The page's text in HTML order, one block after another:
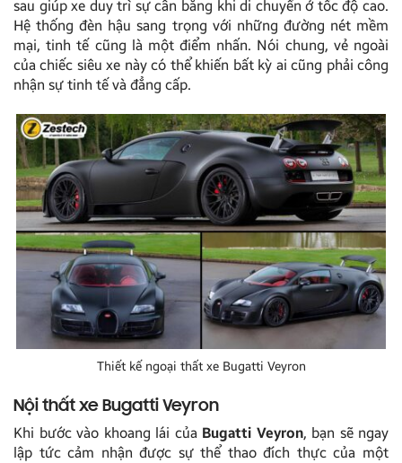
sau giúp xe duy trì sự cân bằng khi di chuyển ở tốc độ cao.
Hệ thống đèn hậu sang trọng với những đường nét mềm
mại, tinh tế cũng là một điểm nhấn. Nói chung, vẻ ngoài
của chiếc siêu xe này có thể khiến bất kỳ ai cũng phải công
nhận sự tinh tế và đẳng cấp.
Thiết kế ngoại thất xe Bugatti Veyron
Nội thất xe Bugatti Veyron
Khi bước vào khoang lái củaBugatti Veyron, bạn sẽ ngay
lập tức cảm nhận được sự thể thao đích thực của một